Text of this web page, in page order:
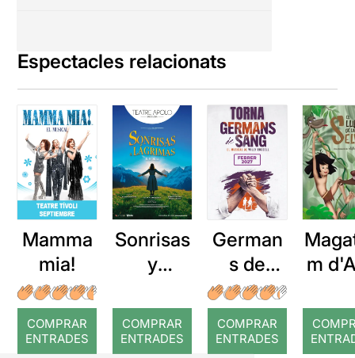
Espectacles relacionats
Mamma
mia!
COMPRAR
ENTRADES
Sonrisas
y
COMPRAR
ENTRADES
German
s de
sang
COMPRAR
ENTRADES
m
de